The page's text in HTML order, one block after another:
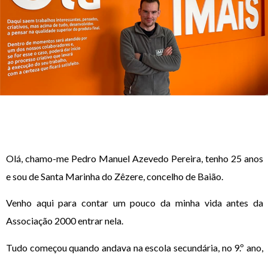
Olá, chamo-me Pedro Manuel Azevedo Pereira, tenho 25 anos
e sou de Santa Marinha do Zêzere, concelho de Baião.
Venho aqui para contar um pouco da minha vida antes da
Associação 2000 entrar nela.
Tudo começou quando andava na escola secundária, no 9.º ano,